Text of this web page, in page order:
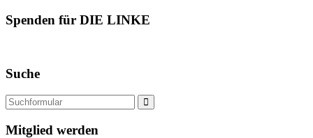
Spenden für DIE LINKE
Suche
Mitglied werden